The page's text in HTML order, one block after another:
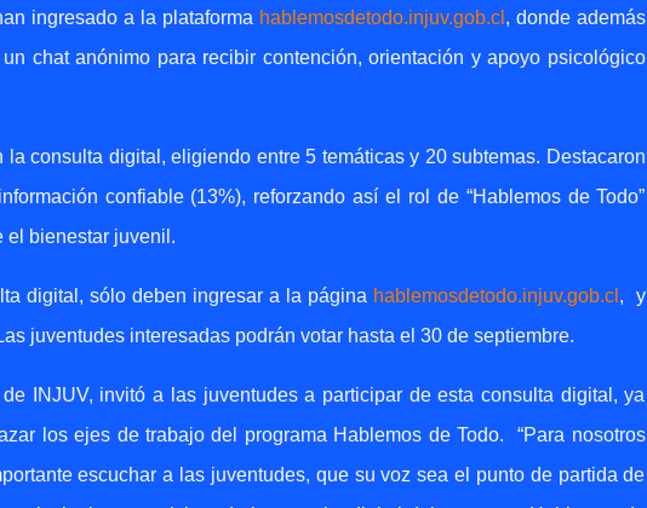
ingresado a la plataforma hablemosdetodo.injuv.gob.cl , donde además
chat anónimo para recibir contención, orientación y apoyo psicológico
consulta digital, eligiendo entre 5 temáticas y 20 subtemas. Destacaron
confiable (13%), reforzando así el rol de “Hablemos de Todo”
el bienestar juvenil.
digital, sólo deben ingresar a la página hablemosdetodo.injuv.gob.cl ,
y
juventudes interesadas podrán votar hasta el 30 de septiembre.
INJUV, invitó a las juventudes a participar de esta consulta digital, ya
los ejes de trabajo del programa Hablemos de Todo.
“Para nosotros
escuchar a las juventudes, que su voz sea el punto de partida de